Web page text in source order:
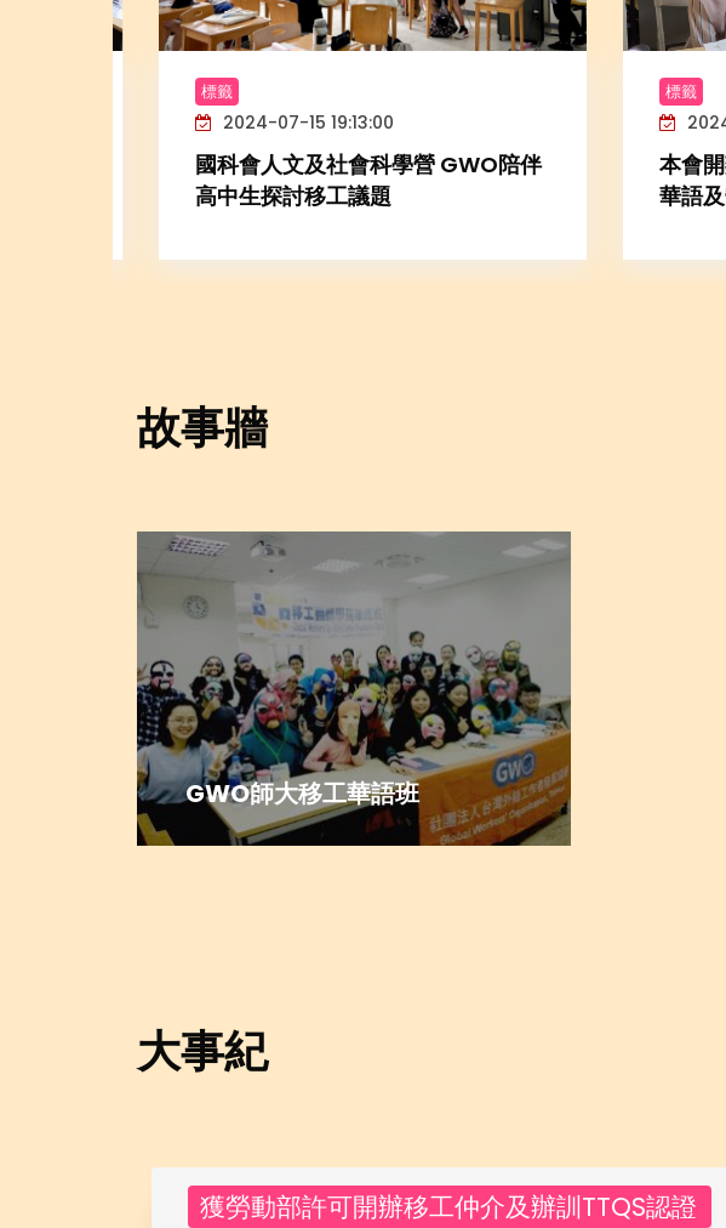
標籤
2024-07-15 19:13:00
國科會人文及社會科學營 GWO陪伴
高中生探討移工議題
標籤
2024-
本會開
華語及
故事牆
GWO師大移工華語班
大事紀
獲勞動部許可開辦移工仲介及辦訓TTQS認證